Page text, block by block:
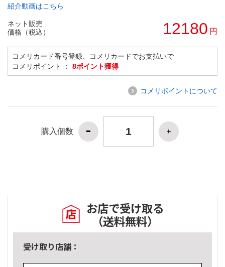
紹介動画はこちら
ネット販売
価格（税込）
12180 円
コメリカード番号登録、コメリカードでお支払いで
コメリポイント ： 8ポイント獲得
コメリポイントについて
購入個数
お店で受け取る
（送料無料）
受け取り店舗：